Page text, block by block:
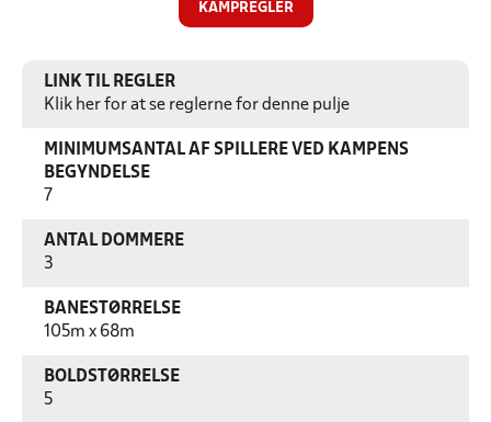
KAMPREGLER
LINK TIL REGLER
Klik her for at se reglerne for denne pulje
MINIMUMSANTAL AF SPILLERE VED KAMPENS
BEGYNDELSE
7
ANTAL DOMMERE
3
BANESTØRRELSE
105m x 68m
BOLDSTØRRELSE
5